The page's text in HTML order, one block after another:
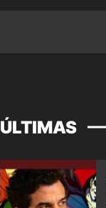
ÚLTIMAS